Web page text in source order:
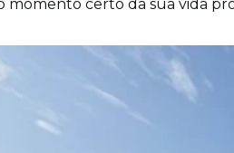
momento certo da sua vida